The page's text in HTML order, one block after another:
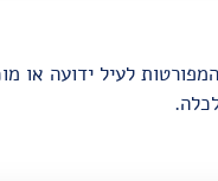
לעיל ידועה או